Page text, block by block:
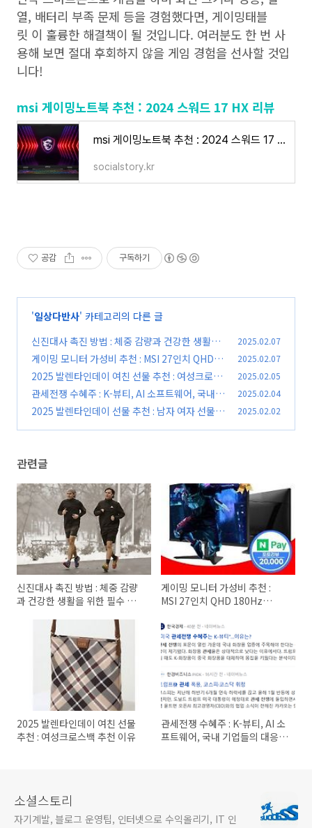
열, 배터리 부족 문제 등을 경험했다면, 게이밍태블
릿 이 훌륭한 해결책이 될 것입니다. 여러분도 한 번 사
용해 보면 절대 후회하지 않을 게임 경험을 선사할 것입
니다!
msi 게이밍노트북 추천 : 2024 스워드 17 HX 리뷰
msi 게이밍노트북 추천 : 2024 스워드 17 HX 리뷰
socialstory.kr
공감 구독하기
'일상다반사' 카테고리의 다른 글
신진대사 촉진 방법 : 체중 감량과 건강한 생활을
위한 필수 가이드 (0)
2025.02.07
게이밍 모니터 가성비 추천 : MSI 27인치 QHD 1
80Hz MAG275QF
(0)
2025.02.07
2025 발렌타인데이 여친 선물 추천 : 여성크로스
백 추천 이유 (0)
2025.02.05
관세전쟁 수혜주 : K-뷰티, AI 소프트웨어, 국내
기업들의 대응 전략
(0)
2025.02.04
2025 발렌타인데이 선물 추천 : 남자 여자 선물
2025.02.02
관련글
신진대사 촉진 방법 : 체중 감량
과 건강한 생활을 위한 필수 가
게이밍 모니터 가성비 추천 :
MSI 27인치 QHD 180Hz
2025 발렌타인데이 여친 선물
추천 : 여성크로스백 추천 이유
관세전쟁 수혜주 : K-뷰티, AI 소
프트웨어, 국내 기업들의 대응
소셜스토리
자기계발, 블로그 운영팁, 인터넷으로 수익올리기, IT 인